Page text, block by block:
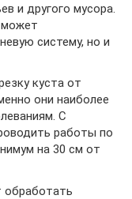
и другого мусора.
может
систему, но и
куста от
они наиболее
С
работы по
на 30 см от
обработать